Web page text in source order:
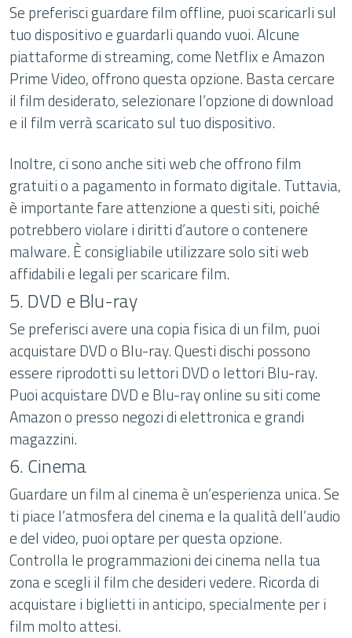
Se preferisci guardare film offline, puoi scaricarli sul
tuo dispositivo e guardarli quando vuoi. Alcune
piattaforme di streaming, come Netflix e Amazon
Prime Video, offrono questa opzione. Basta cercare
il film desiderato, selezionare l’opzione di download
e il film verrà scaricato sul tuo dispositivo.
Inoltre, ci sono anche siti web che offrono film
gratuiti o a pagamento in formato digitale. Tuttavia,
è importante fare attenzione a questi siti, poiché
potrebbero violare i diritti d’autore o contenere
malware. È consigliabile utilizzare solo siti web
affidabili e legali per scaricare film.
5. DVD e Blu-ray
Se preferisci avere una copia fisica di un film, puoi
acquistare DVD o Blu-ray. Questi dischi possono
essere riprodotti su lettori DVD o lettori Blu-ray.
Puoi acquistare DVD e Blu-ray online su siti come
Amazon o presso negozi di elettronica e grandi
magazzini.
6. Cinema
Guardare un film al cinema è un’esperienza unica. Se
ti piace l’atmosfera del cinema e la qualità dell’audio
e del video, puoi optare per questa opzione.
Controlla le programmazioni dei cinema nella tua
zona e scegli il film che desideri vedere. Ricorda di
acquistare i biglietti in anticipo, specialmente per i
film molto attesi.